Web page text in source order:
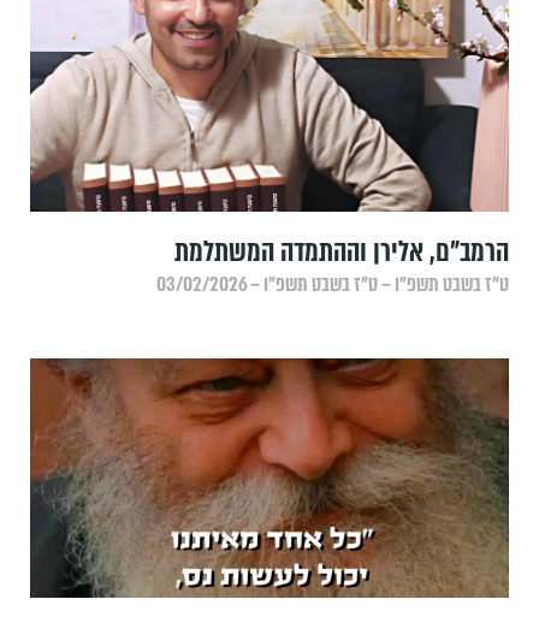
הרמב"ם, אלירן וההתמדה המשתלמת
ט״ז בשבט תשפ״ו – ט״ז בשבט תשפ״ו – 03/02/2026